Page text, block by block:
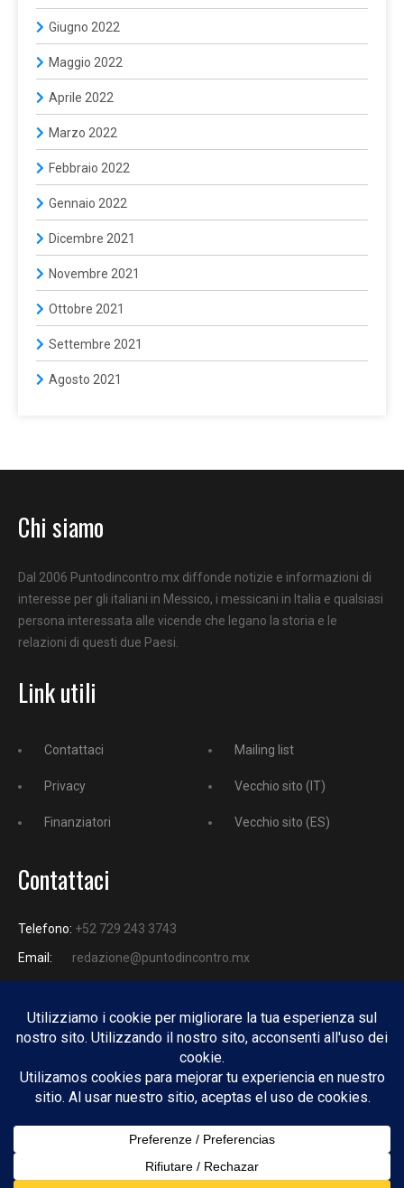
Giugno 2022
Maggio 2022
Aprile 2022
Marzo 2022
Febbraio 2022
Gennaio 2022
Dicembre 2021
Novembre 2021
Ottobre 2021
Settembre 2021
Agosto 2021
Chi siamo
Dal 2006 Puntodincontro.mx diffonde notizie e informazioni di
interesse per gli italiani in Messico, i messicani in Italia e qualsiasi
persona interessata alle vicende che legano la storia e le
relazioni di questi due Paesi.
Link utili
Contattaci
Privacy
Finanziatori
Mailing list
Vecchio sito (IT)
Vecchio sito (ES)
Contattaci
Telefono: +52 729 243 3743
Email:
redazione@puntodincontro.mx
PUNTODINCONTRO
Copyright © 2025 Puntodincontro